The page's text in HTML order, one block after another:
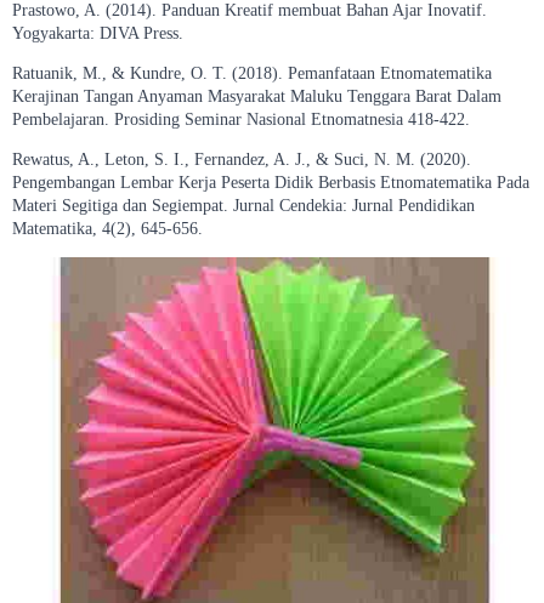
Prastowo, A. (2014). Panduan Kreatif membuat Bahan Ajar Inovatif.
Yogyakarta: DIVA Press.
Ratuanik, M., & Kundre, O. T. (2018). Pemanfataan Etnomatematika
Kerajinan Tangan Anyaman Masyarakat Maluku Tenggara Barat Dalam
Pembelajaran. Prosiding Seminar Nasional Etnomatnesia 418-422.
Rewatus, A., Leton, S. I., Fernandez, A. J., & Suci, N. M. (2020).
Pengembangan Lembar Kerja Peserta Didik Berbasis Etnomatematika Pada
Materi Segitiga dan Segiempat. Jurnal Cendekia: Jurnal Pendidikan
Matematika, 4(2), 645-656.